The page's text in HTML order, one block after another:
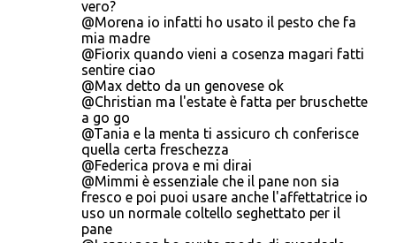
vero?
@Morena io infatti ho usato il pesto che fa
mia madre
@Fiorix quando vieni a cosenza magari fatti
sentire ciao
@Max detto da un genovese ok
@Christian ma l'estate è fatta per bruschette
a go go
@Tania e la menta ti assicuro ch conferisce
quella certa freschezza
@Federica prova e mi dirai
@Mimmi è essenziale che il pane non sia
fresco e poi puoi usare anche l'affettatrice io
uso un normale coltello seghettato per il
pane